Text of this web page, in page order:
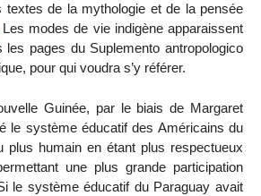
de la mythologie et de la pensée
Les modes de vie indigène apparaissent
les pages du Suplemento antropologico
pour qui voudra s’y référer.
Guinée, par le biais de Margaret
le système éducatif des Américains du
plus humain en étant plus respectueux
une plus grande participation
le système éducatif du Paraguay avait